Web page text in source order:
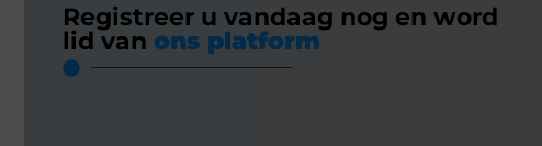
Registreer u vandaag nog en word
lid van ons platform